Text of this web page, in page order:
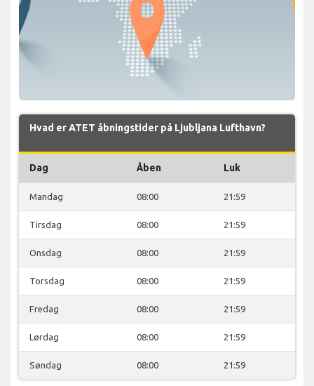
Hvad er ATET åbningstider på Ljubljana Lufthavn?
Dag Åben Luk
Mandag 08:00 21:59
Tirsdag 08:00 21:59
Onsdag 08:00 21:59
Torsdag 08:00 21:59
Fredag 08:00 21:59
Lørdag 08:00 21:59
Søndag 08:00 21:59